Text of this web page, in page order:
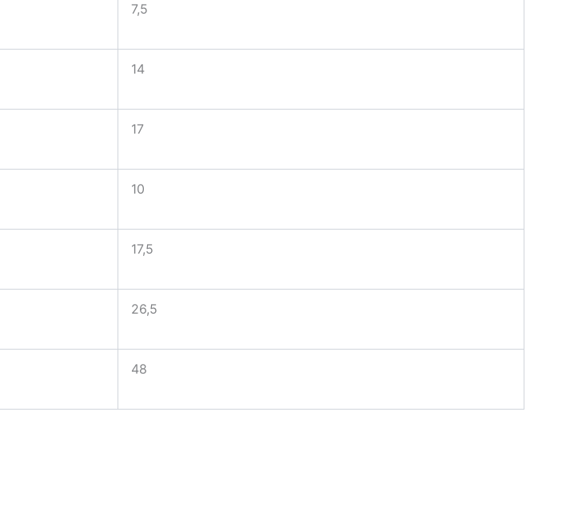
7,5
14
17
10
17,5
26,5
48